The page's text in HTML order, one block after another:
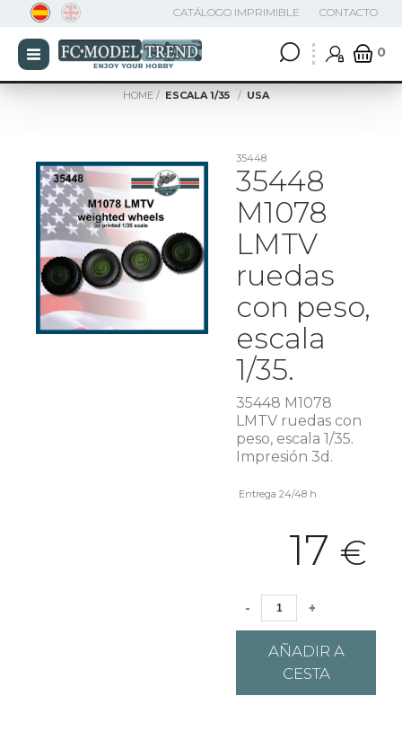
0
CATÁLOGO IMPRIMIBLE CONTACTO
HOME ESCALA 1/35 USA
35448
35448
M1078
LMTV
ruedas
con peso,
escala
1/35.
35448 M1078
LMTV ruedas con
peso, escala 1/35.
Impresión 3d.
Entrega 24/48 h
17 €
- +
AÑADIR A
CESTA